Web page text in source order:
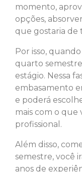
momento,
opções,
que gostaria
Por isso,
quarto
estágio. Nessa
embasamento
e poderá
mais com o que
profissional.
Além disso,
semestre, você
anos de